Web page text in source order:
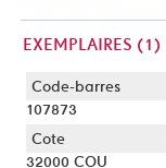
EXEMPLAIRES (1)
Liste des exemplaires
107873
32000 COU